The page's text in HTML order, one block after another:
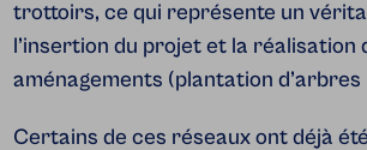
trottoirs, ce qui représente un
l’insertion du projet et la réalisation
aménagements (plantation d’arbres
Certains de ces réseaux ont déjà